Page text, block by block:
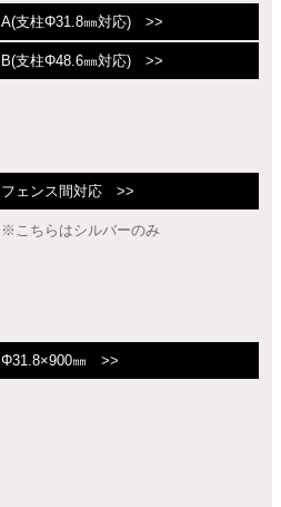
A(支柱Φ31.8㎜対応) >>
B(支柱Φ48.6㎜対応) >>
フェンス間対応 >>
※こちらはシルバーのみ
Φ31.8×900㎜ >>